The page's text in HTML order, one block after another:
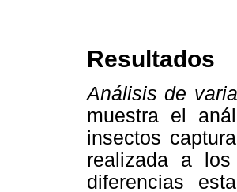
Resultados
Análisis de
muestra el
insectos
realizada a
diferencias